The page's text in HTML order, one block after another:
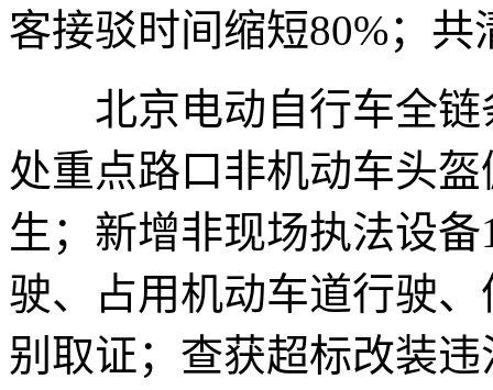
客接驳时间缩短80%；
北京电动自行车全链
处重点路口非机动车头
生；新增非现场执法设
驶、占用机动车道行驶
别取证；查获超标改装